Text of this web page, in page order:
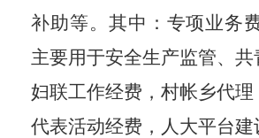
补助等。其中：专项业务
主要用于安全生产监管、共
妇联工作经费，村帐乡代
代表活动经费，人大平台建